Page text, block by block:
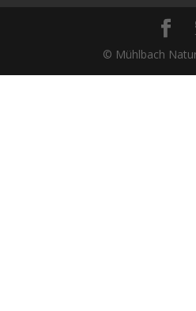
© Mühlbach